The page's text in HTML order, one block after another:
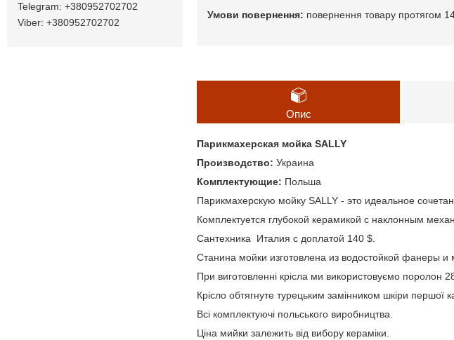
повернення товару протягом
Опис
Парикмахерская мойка SALLY
Производство: Украина
Комплектующие: Польша
Парикмахерскую мойку SALLY - это идеальное
Комплектуется глубокой керамикой с наклонным
Сантехника Италия с доплатой 140 $.
Станина мойки изготовлена из водостойкой фанеры и
При виготовленні крісла ми використовуємо поролон
Крісло обтягнуте турецьким замінником шкіри першої
Всі комплектуючі польського виробництва.
Ціна мийки залежить від вибору кераміки.
+380952702702
+380952702702